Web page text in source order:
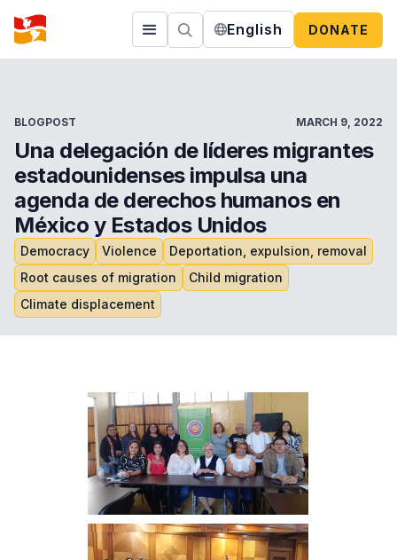
English DONATE
BLOGPOST MARCH 9, 2022
Una delegación de líderes migrantes
estadounidenses impulsa una
agenda de derechos humanos en
México y Estados Unidos
Democracy Violence
Deportation, expulsion, removal
Root causes of migration
Child migration
Climate displacement